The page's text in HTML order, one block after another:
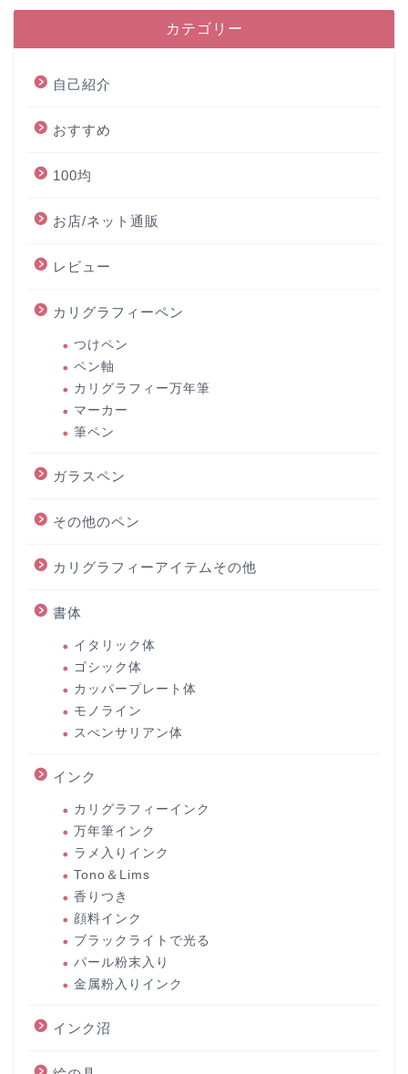
カテゴリー
自己紹介
おすすめ
100均
お店/ネット通販
レビュー
カリグラフィーペン
つけペン
ペン軸
カリグラフィー万年筆
マーカー
筆ペン
ガラスペン
その他のペン
カリグラフィーアイテムその他
書体
イタリック体
ゴシック体
カッパープレート体
モノライン
スぺンサリアン体
インク
カリグラフィーインク
万年筆インク
ラメ入りインク
Tono＆Lims
香りつき
顔料インク
ブラックライトで光る
パール粉末入り
金属粉入りインク
インク沼